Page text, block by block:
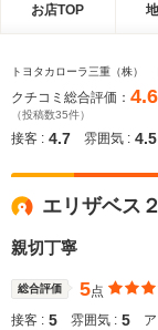
お店TOP
トヨタカローラ三重（株）
クチコミ総合評価： 4.6
（投稿数35件）
接客 : 4.7 雰囲気 : 4.5
エリザベス
親切丁寧
総合評価 5点
接客 : 5 雰囲気 : 5